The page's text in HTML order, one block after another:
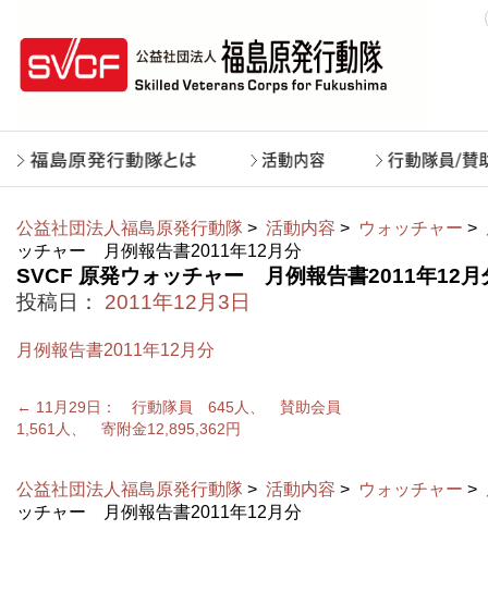
公益社団法人福島原発行動隊 > 活動内容 > ウォッチャー >
ッチャー 月例報告書2011年12月分
SVCF 原発ウォッチャー 月例報告書2011年12月
投稿日：
2011年12月3日
月例報告書2011年12月分
← 11月29日： 行動隊員 645人、 賛助会員
1,561人、 寄附金12,895,362円
公益社団法人福島原発行動隊 > 活動内容 > ウォッチャー >
ッチャー 月例報告書2011年12月分